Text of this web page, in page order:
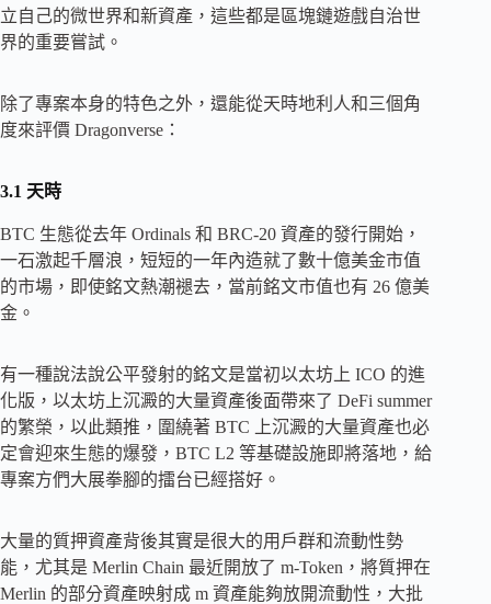
立自己的微世界和新資產，這些都是區塊鏈遊戲自治世
界的重要嘗試。
除了專案本身的特色之外，還能從天時地利人和三個角
度來評價 Dragonverse：
3.1 天時
BTC 生態從去年 Ordinals 和 BRC-20 資產的發行開始，
一石激起千層浪，短短的一年內造就了數十億美金市值
的市場，即使銘文熱潮褪去，當前銘文市值也有 26 億美
金。
有一種說法說公平發射的銘文是當初以太坊上 ICO 的進
化版，以太坊上沉澱的大量資產後面帶來了 DeFi summer
的繁榮，以此類推，圍繞著 BTC 上沉澱的大量資產也必
定會迎來生態的爆發，BTC L2 等基礎設施即將落地，給
專案方們大展拳腳的擂台已經搭好。
大量的質押資產背後其實是很大的用戶群和流動性勢
能，尤其是 Merlin Chain 最近開放了 m-Token，將質押在
Merlin 的部分資產映射成 m 資產能夠放開流動性，大批